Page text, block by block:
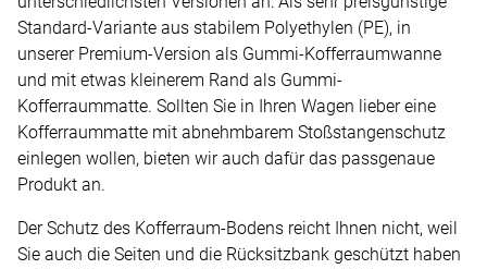
Standard-Variante aus stabilem Polyethylen (PE), in
unserer Premium-Version als Gummi-Kofferraumwanne
und mit etwas kleinerem Rand als Gummi-
Kofferraummatte. Sollten Sie in Ihren Wagen lieber eine
Kofferraummatte mit abnehmbarem Stoßstangenschutz
einlegen wollen, bieten wir auch dafür das passgenaue
Produkt an.
Der Schutz des Kofferraum-Bodens reicht Ihnen nicht, weil
Sie auch die Seiten und die Rücksitzbank geschützt haben